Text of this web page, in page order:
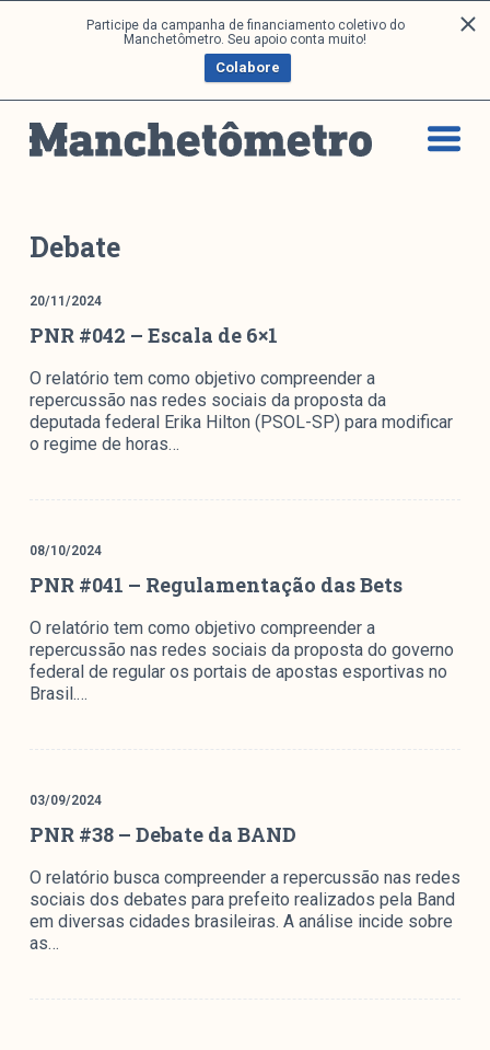
Participe da campanha de financiamento coletivo do
Manchetômetro. Seu apoio conta muito!
Colabore
a
p
o
o
e
ú
d
Análises
DONI
Boletim M
M Facebook
M Instagram
Arquivos
Mediómetro
Entrevistas M
colabore
Institucional
Metodologia
Equipe
Parcerias
Contato
Debate
20/11/2024
PNR #042 – Escala de 6×1
O relatório tem como objetivo compreender a
repercussão nas redes sociais da proposta da
deputada federal Erika Hilton (PSOL-SP) para modificar
o regime de horas…
08/10/2024
PNR #041 – Regulamentação das Bets
O relatório tem como objetivo compreender a
repercussão nas redes sociais da proposta do governo
federal de regular os portais de apostas esportivas no
Brasil.…
03/09/2024
PNR #38 – Debate da BAND
O relatório busca compreender a repercussão nas redes
sociais dos debates para prefeito realizados pela Band
em diversas cidades brasileiras. A análise incide sobre
as…